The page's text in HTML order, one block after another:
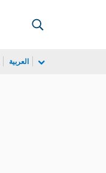
العربية